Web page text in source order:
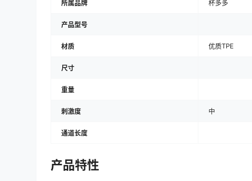
所属品牌 杯多多
产品型号
材质 优质TPE
尺寸
重量
刺激度 中
通道长度
产品特性